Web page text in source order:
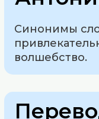
Синонимы
волшебство.